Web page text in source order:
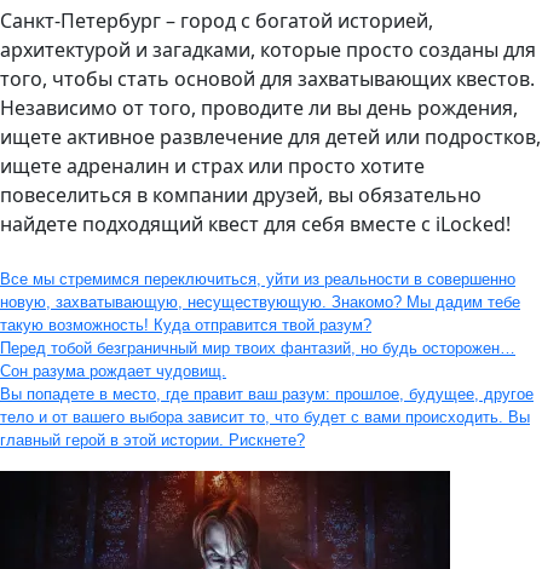
Санкт-Петербург – город с богатой историей,
архитектурой и загадками, которые просто созданы для
того, чтобы стать основой для захватывающих квестов.
Независимо от того, проводите ли вы день рождения,
ищете активное развлечение для детей или подростков,
ищете адреналин и страх или просто хотите
повеселиться в компании друзей, вы обязательно
найдете подходящий квест для себя вместе с iLocked!
Все мы стремимся переключиться, уйти из реальности в совершенно
новую, захватывающую, несуществующую. Знакомо? Мы дадим тебе
такую возможность! Куда отправится твой разум?
Перед тобой безграничный мир твоих фантазий, но будь осторожен…
Сон разума рождает чудовищ.
Вы попадете в место, где правит ваш разум: прошлое, будущее, другое
тело и от вашего выбора зависит то, что будет с вами происходить. Вы
главный герой в этой истории. Рискнете?